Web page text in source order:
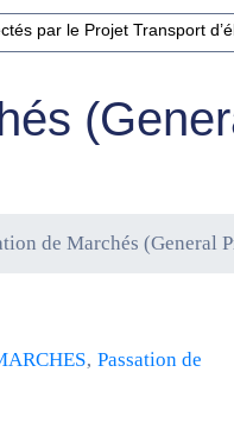
par le Projet Transport
de Marchés (General
‚ Passation de